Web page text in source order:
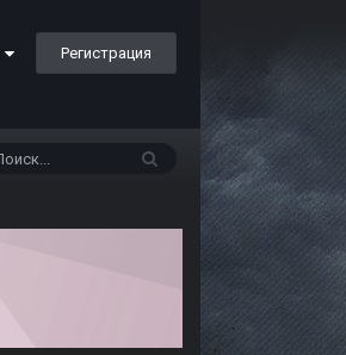
Регистрация